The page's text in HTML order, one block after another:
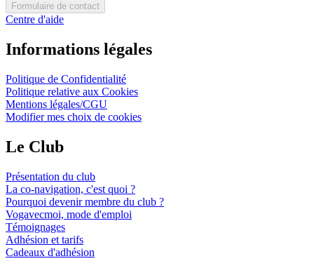
Formulaire de contact
Centre d'aide
Informations légales
Politique de Confidentialité
Politique relative aux Cookies
Mentions légales/CGU
Modifier mes choix de cookies
Le Club
Présentation du club
La co-navigation, c'est quoi ?
Pourquoi devenir membre du club ?
Vogavecmoi, mode d'emploi
Témoignages
Adhésion et tarifs
Cadeaux d'adhésion